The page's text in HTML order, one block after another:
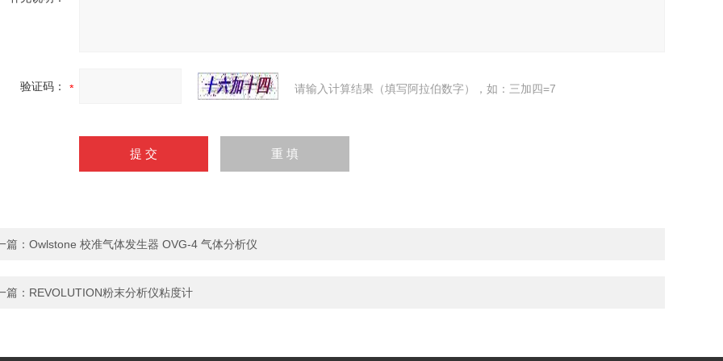
验证码： 请输入计算结果（填写阿拉伯数字），如：三加四=7
篇： Owlstone 校准气体发生器 OVG-4 气体分析仪
篇： REVOLUTION粉末分析仪粘度计